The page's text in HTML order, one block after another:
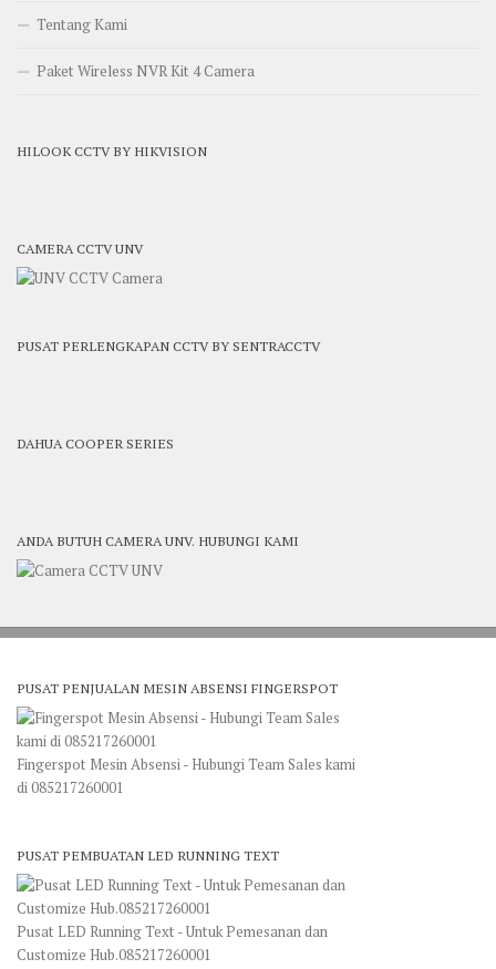
Tentang Kami
Paket Wireless NVR Kit 4 Camera
HILOOK CCTV BY HIKVISION
CAMERA CCTV UNV
PUSAT PERLENGKAPAN CCTV BY SENTRACCTV
DAHUA COOPER SERIES
ANDA BUTUH CAMERA UNV. HUBUNGI KAMI
PUSAT PENJUALAN MESIN ABSENSI FINGERSPOT
Fingerspot Mesin Absensi - Hubungi Team Sales kami
di 085217260001
PUSAT PEMBUATAN LED RUNNING TEXT
Pusat LED Running Text - Untuk Pemesanan dan
Customize Hub.085217260001